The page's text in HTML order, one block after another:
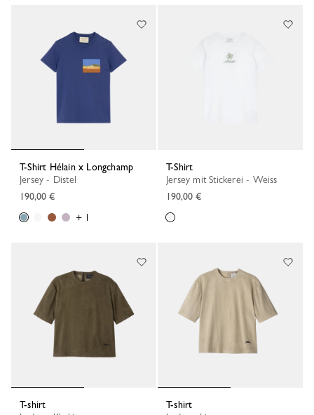
T-Shirt Hélain x Longchamp
Jersey - Distel
190,00 €
+ 1
T-Shirt
Jersey mit Stickerei - Weiss
190,00 €
T-shirt
T-shirt